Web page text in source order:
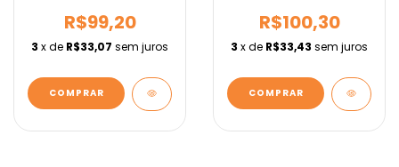
R$99,20
3 x de R$33,07 sem juros
COMPRAR
R$100,30
3 x de R$33,43 sem juros
COMPRAR